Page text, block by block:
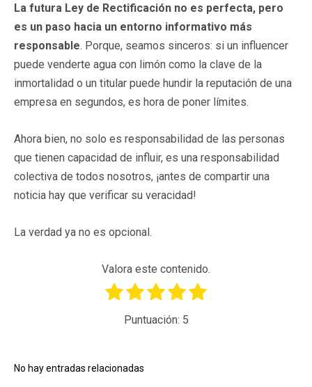
La futura Ley de Rectificación no es perfecta, pero
es un paso hacia un entorno informativo más
responsable. Porque, seamos sinceros: si un influencer
puede venderte agua con limón como la clave de la
inmortalidad o un titular puede hundir la reputación de una
empresa en segundos, es hora de poner límites.
Ahora bien, no solo es responsabilidad de las personas
que tienen capacidad de influir, es una responsabilidad
colectiva de todos nosotros, ¡antes de compartir una
noticia hay que verificar su veracidad!
La verdad ya no es opcional.
Valora este contenido.
Puntuación: 5
No hay entradas relacionadas